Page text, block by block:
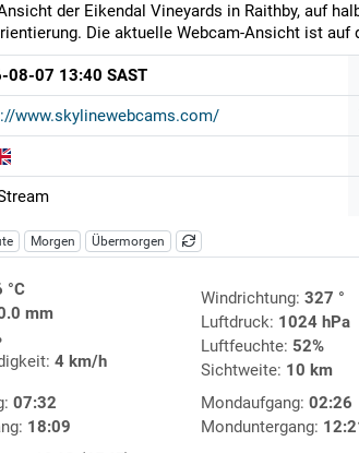
der Eikendal Vineyards in Raithby, auf
Die aktuelle Webcam-Ansicht ist auf
08-07 13:40 SAST
www.skylinewebcams.com/
Morgen Übermorgen
°C
mm
4 km/h
Windrichtung: 327 °
Luftdruck: 1024 hPa
Luftfeuchte: 52%
Sichtweite: 10 km
07:32
18:09
Mondaufgang: 02:26
Monduntergang: